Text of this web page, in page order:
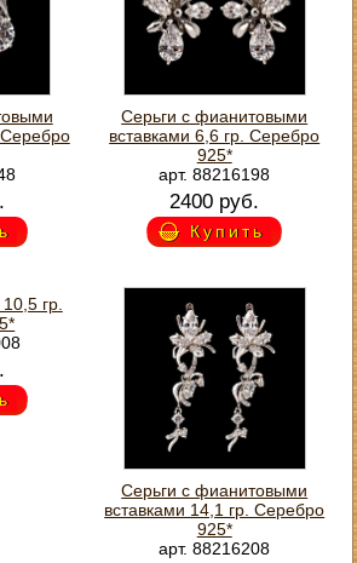
Серебро
Серьги с фианитовыми
вставками 6,6 гр. Серебро
925*
арт. 88216198
2400 руб.
Купить
гр.
Серьги с фианитовыми
вставками 14,1 гр. Серебро
925*
арт. 88216208